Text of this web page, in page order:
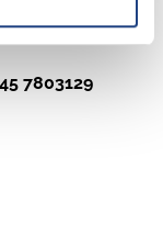
an:
7803129